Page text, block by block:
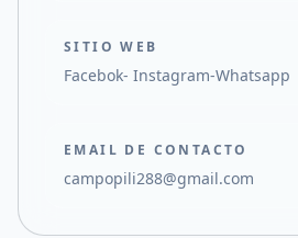
SITIO WEB
Facebok- Instagram-Whatsapp
EMAIL DE CONTACTO
campopili288@gmail.com